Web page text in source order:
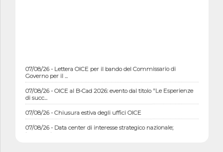
07/08/26 - Lettera OICE per il bando del Commissario di
Governo per il ...
07/08/26 - OICE al B-Cad 2026: evento dal titolo "Le Esperienze
di succ...
07/08/26 - Chiusura estiva degli uffici OICE
07/08/26 - Data center di interesse strategico nazionale;
interventi pe...